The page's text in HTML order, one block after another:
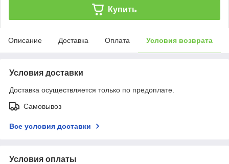
Купить
Описание Доставка Оплата Условия возврата
Условия доставки
Доставка осуществляется только по предоплате.
Самовывоз
Все условия доставки
Условия оплаты